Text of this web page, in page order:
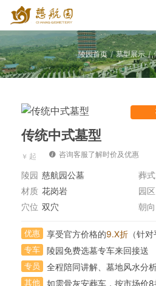
陵园首页 墓型展示
传统中式墓型
咨询客服了解时价及优惠
陵园 慈航园公墓 葬式
材质 花岗岩
园区
穴位 双穴 朝向
优惠 享受官方价格的9.X折 （针
专车 陵园免费选墓专车来回接送
专员 全程陪同讲解、墓地风水分
其他 如需骨灰安葬车，按市场价